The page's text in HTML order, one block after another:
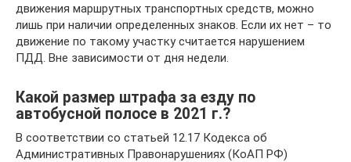
движения маршрутных транспортных средств, можно
лишь при наличии определенных знаков. Если их нет – то
движение по такому участку считается нарушением
ПДД. Вне зависимости от дня недели.
Какой размер штрафа за езду по
автобусной полосе в 2021 г.?
В соответствии со статьей 12.17 Кодекса об
Административных Правонарушениях (КоАП РФ)